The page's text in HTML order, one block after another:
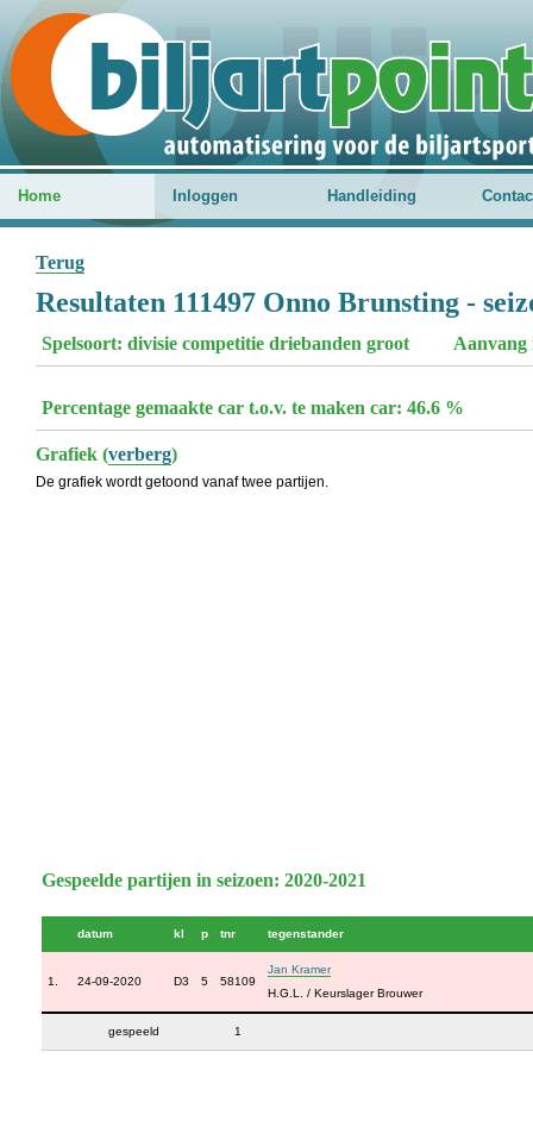
Home Inloggen Handleiding
Terug
Resultaten 111497 Onno Brunsting -
Spelsoort: divisie competitie driebanden groot Aanvang
Percentage gemaakte car t.o.v. te maken car: 46.6 %
Grafiek (verberg)
De grafiek wordt getoond vanaf twee partijen.
Gespeelde partijen in seizoen: 2020-2021
datum kl p tnr tegenstander
1. 24-09-2020 D3 5 58109
Jan Kramer
H.G.L. / Keurslager Brouwer
gespeeld 1